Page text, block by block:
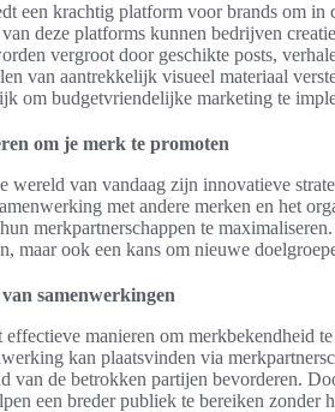
een krachtig platform voor brands om
deze platforms kunnen bedrijven
vergroot door geschikte posts,
van aantrekkelijk visueel materiaal
om budgetvriendelijke marketing te
om je merk te promoten
wereld van vandaag zijn innovatieve
met andere merken en het
merkpartnerschappen te
maar ook een kans om nieuwe
samenwerkingen
effectieve manieren om merkbekendheid
kan plaatsvinden via
van de betrokken partijen bevorderen.
een breder publiek te bereiken zonder